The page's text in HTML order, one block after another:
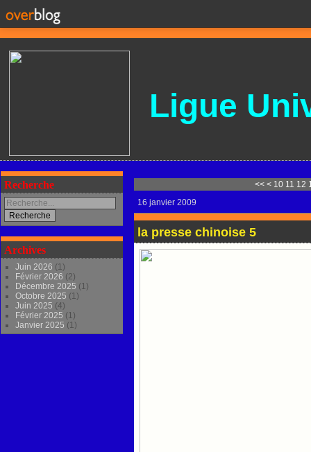
Ligue
Recherche
Archives
Juin 2026 (1)
Février 2026 (2)
Décembre 2025 (1)
Octobre 2025 (1)
Juin 2025 (4)
Février 2025 (1)
Janvier 2025 (1)
<< < 10 11 12
16 janvier 2009
la presse chinoise 5